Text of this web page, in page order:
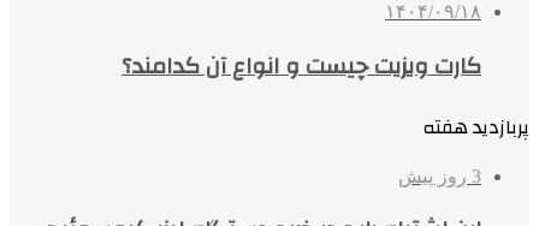
۱۴۰۴/۰۹/۱۸
کارت ویزیت چیست و انواع آن کدامند؟
پربازدید هفته
3 روز پیش